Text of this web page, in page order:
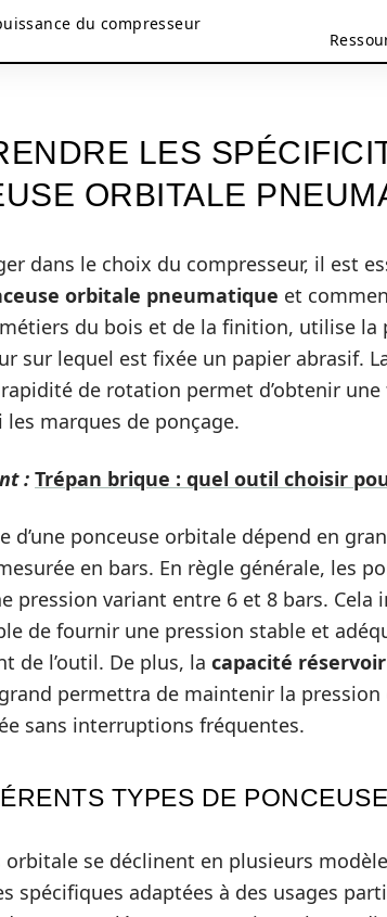
du compresseur
LES
ORBITALE
dans le choix du compresseur, il est
orbitale pneumatique et
du bois et de la finition, utilise la
sur lequel est fixée un papier abrasif.
de rotation permet d’obtenir
marques de ponçage.
: Trépan brique : quel outil choisir
d’une ponceuse orbitale dépend en
en bars. En règle générale, les
pression variant entre 6 et 8 bars.
de fournir une pression stable et
de l’outil. De plus, la capacité réservoir
permettra de maintenir la pression
sans interruptions fréquentes.
TYPES DE
orbitale se déclinent en plusieurs
spécifiques adaptées à des usages